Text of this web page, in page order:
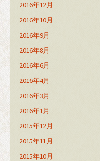
2016年12月
2016年10月
2016年9月
2016年8月
2016年6月
2016年4月
2016年3月
2016年1月
2015年12月
2015年11月
2015年10月